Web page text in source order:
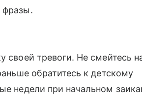
фразы.
своей тревоги. Не смейтесь
обратитесь к детскому
недели при начальном